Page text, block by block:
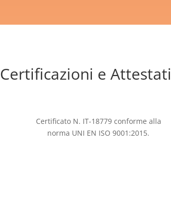
Certificazioni e Attestati
Certificato N. IT-18779 conforme alla
norma UNI EN ISO 9001:2015.